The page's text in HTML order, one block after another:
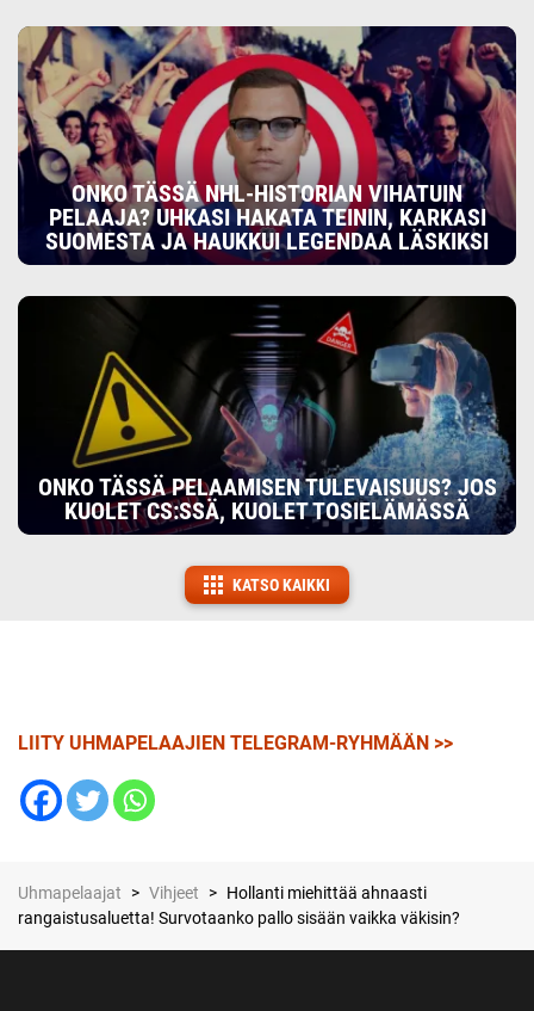
ONKO TÄSSÄ NHL-HISTORIAN VIHATUIN
PELAAJA? UHKASI HAKATA TEININ, KARKASI
SUOMESTA JA HAUKKUI LEGENDAA LÄSKIKSI
ONKO TÄSSÄ PELAAMISEN TULEVAISUUS? JOS
KUOLET CS:SSÄ, KUOLET TOSIELÄMÄSSÄ
KATSO KAIKKI
LIITY UHMAPELAAJIEN TELEGRAM-RYHMÄÄN >>
Uhmapelaajat > Vihjeet > Hollanti miehittää ahnaasti
rangaistusaluetta! Survotaanko pallo sisään vaikka väkisin?